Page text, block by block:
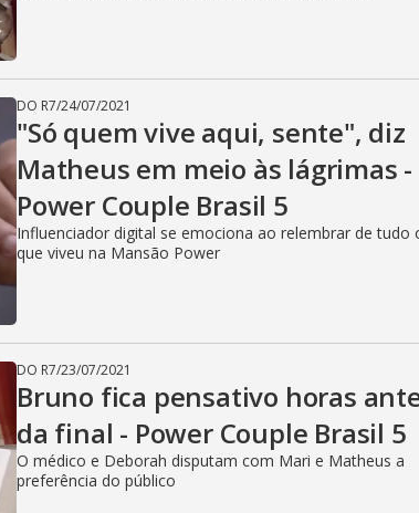
DO R7/24/07/2021
"Só quem vive aqui, sente", diz
Matheus em meio às lágrimas -
Power Couple Brasil 5
Influenciador digital se emociona ao relembrar de tudo
que viveu na Mansão Power
DO R7/23/07/2021
Bruno fica pensativo horas
da final - Power Couple Brasil 5
O médico e Deborah disputam com Mari e Matheus a
preferência do público